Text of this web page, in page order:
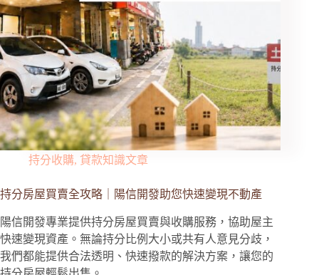
持分收購, 貸款知識文章
持分房屋買賣全攻略｜陽信開發助您快速變現不動產
陽信開發專業提供持分房屋買賣與收購服務，協助屋主
快速變現資產。無論持分比例大小或共有人意見分歧，
我們都能提供合法透明、快速撥款的解決方案，讓您的